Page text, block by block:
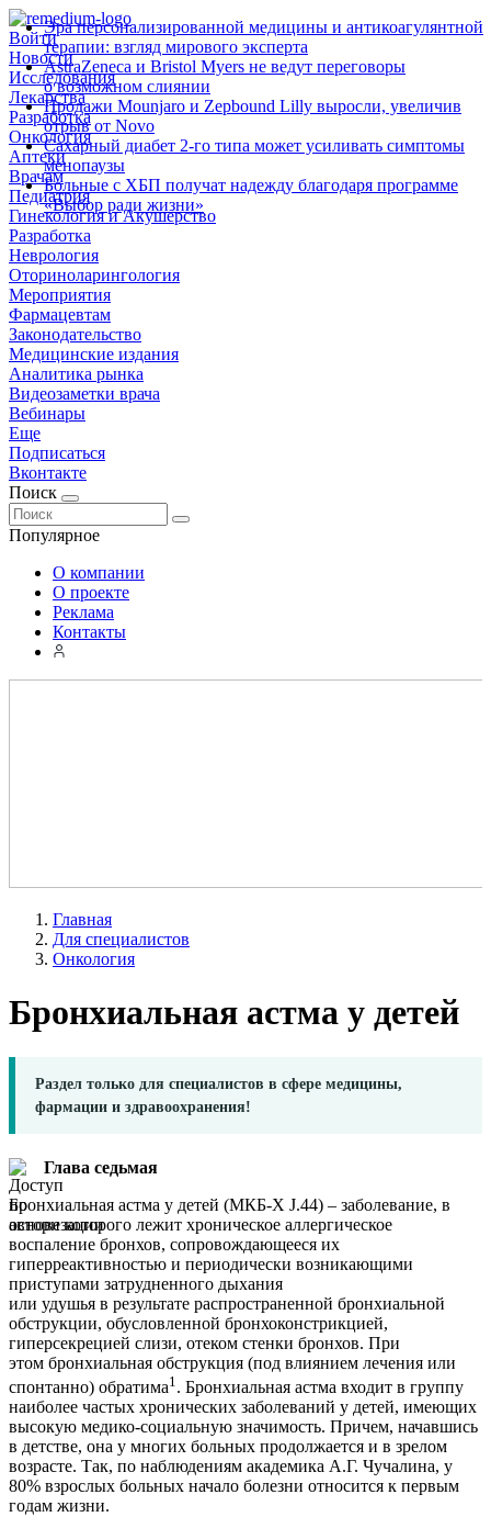
Войти
Новости
Исследования
Лекарства
Разработка
Онкология
Аптеки
Врачам
Педиатрия
Гинекология и Акушерство
Разработка
Неврология
Оториноларингология
Мероприятия
Фармацевтам
Законодательство
Медицинские издания
Аналитика рынка
Видеозаметки врача
Вебинары
Еще
Подписаться
Вконтакте
Поиск
Популярное
Эра персонализированной медицины и антикоагулянтной
терапии: взгляд мирового эксперта
AstraZeneca и Bristol Myers не ведут переговоры
о возможном слиянии
Продажи Mounjaro и Zepbound Lilly выросли, увеличив
отрыв от Novo
Сахарный диабет 2‑го типа может усиливать симптомы
менопаузы
Больные с ХБП получат надежду благодаря программе
«Выбор ради жизни»
О компании
О проекте
Реклама
Контакты
Главная
Для специалистов
Онкология
Бронхиальная астма у детей
Раздел только для специалистов в сфере медицины,
фармации и здравоохранения!
Глава седьмая
Бронхиальная астма у детей (МКБ-Х J.44) – заболевание, в
основе которого лежит хроническое аллергическое
воспаление бронхов, сопровождающееся их
гиперреактивностью и периодически возникающими
приступами затрудненного дыхания
или удушья в результате распространенной бронхиальной
обструкции, обусловленной бронхоконстрикцией,
гиперсекрецией слизи, отеком стенки бронхов. При
этом бронхиальная обструкция (под влиянием лечения или
спонтанно) обратима1 . Бронхиальная астма входит в группу
наиболее частых хронических заболеваний у детей, имеющих
высокую медико-социальную значимость. Причем, начавшись
в детстве, она у многих больных продолжается и в зрелом
возрасте. Так, по наблюдениям академика А.Г. Чучалина, у
80% взрослых больных начало болезни относится к первым
годам жизни.